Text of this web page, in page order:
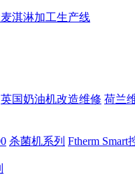
麦淇淋加工生产线
英国奶油机改造维修 荷兰
杀菌机系列 Ftherm Smart